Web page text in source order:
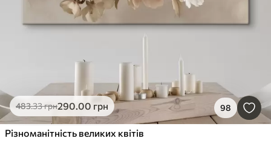
483.33грн290.00 грн 98
Різноманітність великих квітів